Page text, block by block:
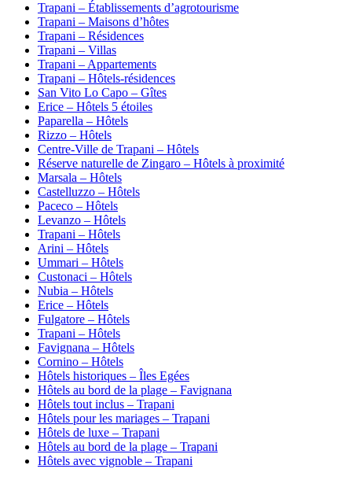
Trapani – Établissements d’agrotourisme
Trapani – Maisons d’hôtes
Trapani – Résidences
Trapani – Villas
Trapani – Appartements
Trapani – Hôtels-résidences
San Vito Lo Capo – Gîtes
Erice – Hôtels 5 étoiles
Paparella – Hôtels
Rizzo – Hôtels
Centre-Ville de Trapani – Hôtels
Réserve naturelle de Zingaro – Hôtels à proximité
Marsala – Hôtels
Castelluzzo – Hôtels
Paceco – Hôtels
Levanzo – Hôtels
Trapani – Hôtels
Arini – Hôtels
Ummari – Hôtels
Custonaci – Hôtels
Nubia – Hôtels
Erice – Hôtels
Fulgatore – Hôtels
Trapani – Hôtels
Favignana – Hôtels
Cornino – Hôtels
Hôtels historiques – Îles Egées
Hôtels au bord de la plage – Favignana
Hôtels tout inclus – Trapani
Hôtels pour les mariages – Trapani
Hôtels de luxe – Trapani
Hôtels au bord de la plage – Trapani
Hôtels avec vignoble – Trapani